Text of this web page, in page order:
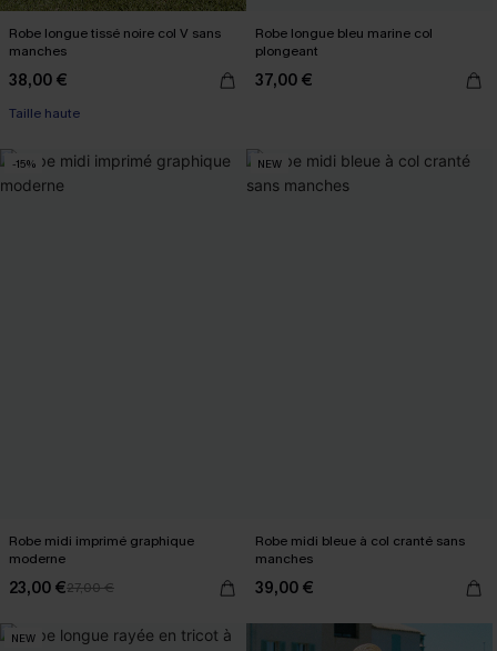
Robe longue tissé noire col V sans
manches
38,00 €
Taille haute
Robe longue bleu marine col
plongeant
37,00 €
-15%
Robe midi imprimé graphique
moderne
23,00 €27,00 €
NEW
Robe midi bleue à col cranté sans
manches
39,00 €
NEW